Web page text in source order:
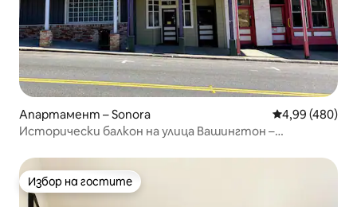
Апартамент – Sonora Средна
4,99 (480)
Исторически балкон на улица Вашингтон –
Избор на гостите
Избор на гостите